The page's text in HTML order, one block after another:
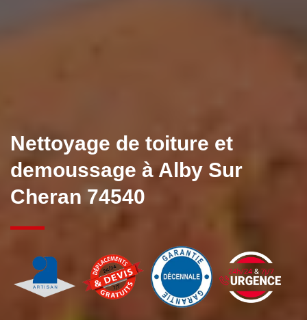
Nettoyage de toiture et
demoussage à Alby Sur
Cheran 74540